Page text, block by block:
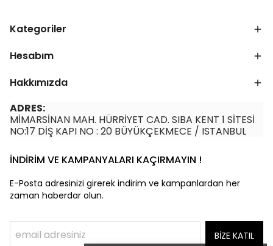
Kategoriler
Hesabım
Hakkımızda
ADRES:
MİMARSİNAN MAH. HÜRRİYET CAD. SIBA KENT 1 SİTESİ
NO:17 DİŞ KAPI NO : 20 BÜYÜKÇEKMECE / ISTANBUL
İNDİRİM VE KAMPANYALARI KAÇIRMAYIN !
E-Posta adresinizi girerek indirim ve kampanlardan her
zaman haberdar olun.
BİZE KATIL